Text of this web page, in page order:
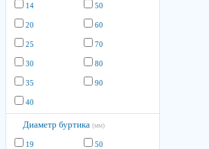
14
20
25
30
35
40
50
60
70
80
90
Диаметр буртика (мм)
19 50